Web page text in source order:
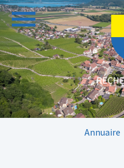
Aller au contenu principal
Annuaire